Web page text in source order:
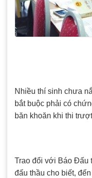
Nhiều thí sinh chưa
bắt buộc phải có
băn khoăn khi thi
Trao đổi với Báo Đấu
đấu thầu cho biết,